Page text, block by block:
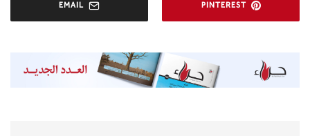
PINTEREST
EMAIL